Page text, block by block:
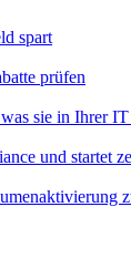
spart
prüfen
sie in Ihrer
und startet